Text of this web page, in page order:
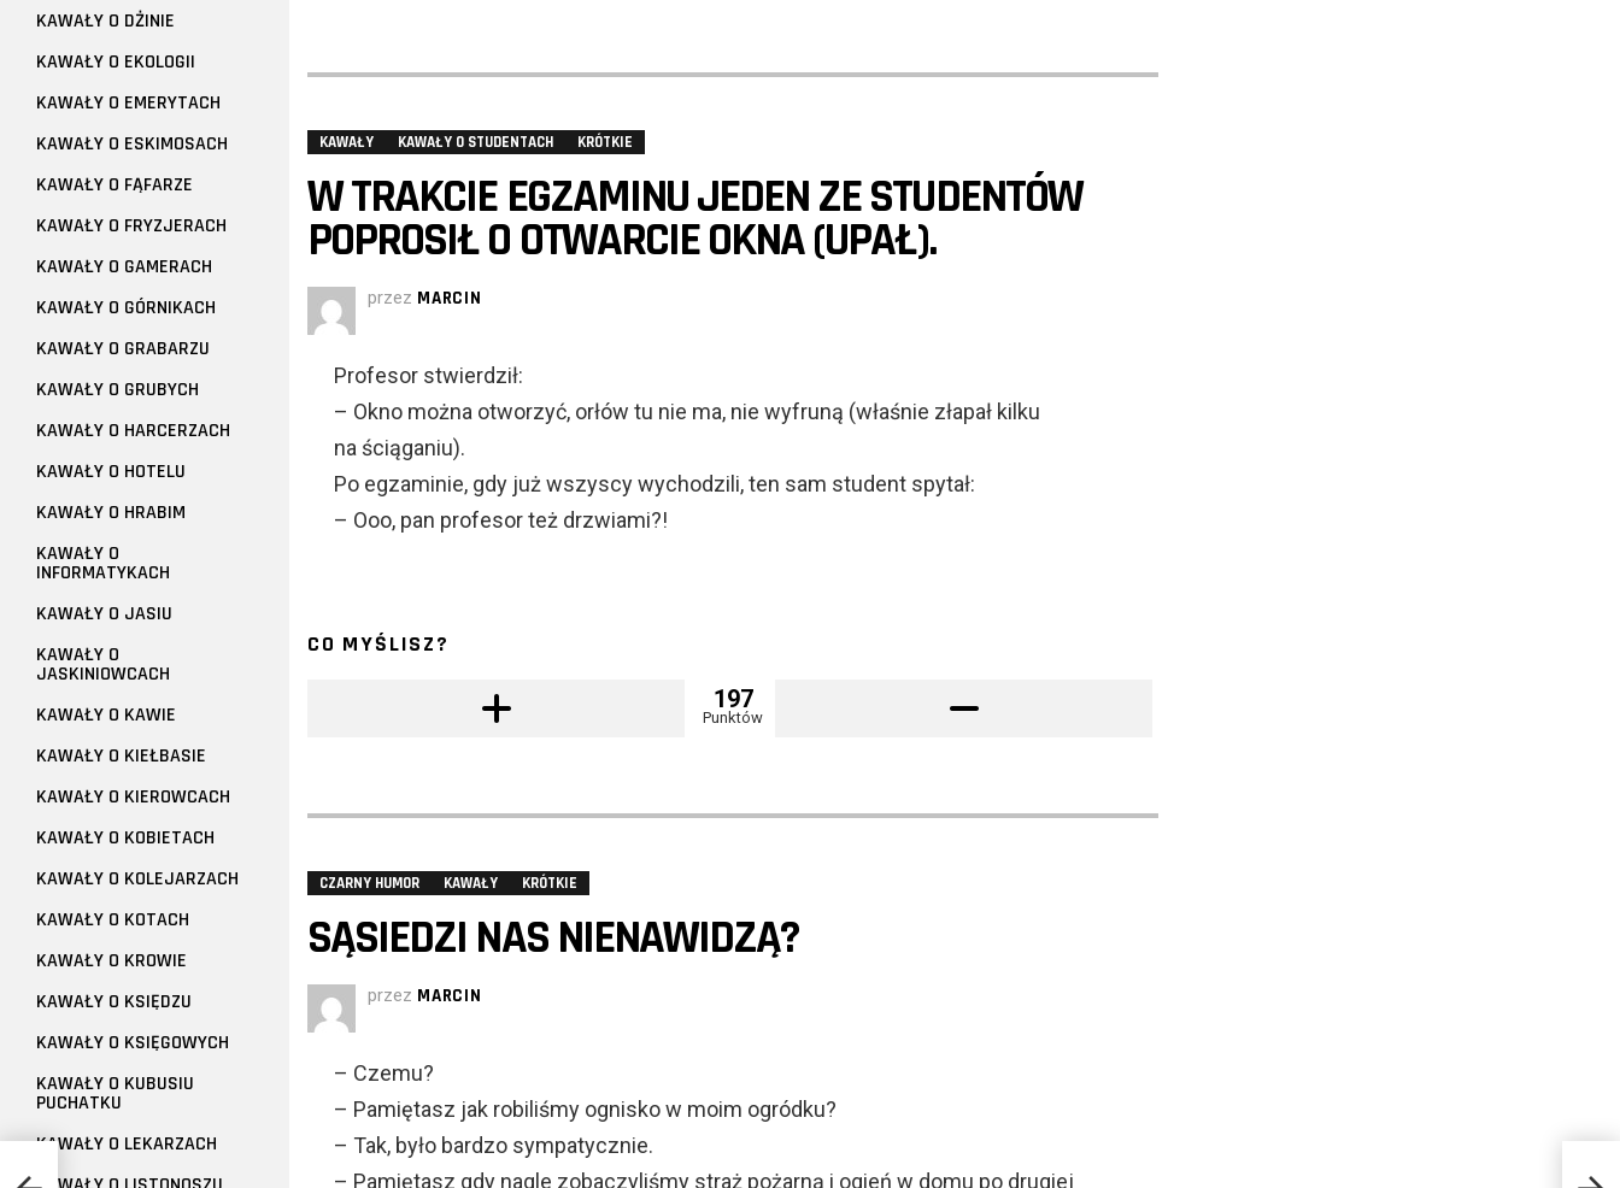
KAWAŁY KAWAŁY O STUDENTACH KRÓTKIE
W TRAKCIE EGZAMINU JEDEN ZE STUDENTÓW
POPROSIŁ O OTWARCIE OKNA (UPAŁ).
przez MARCIN
Profesor stwierdził:
– Okno można otworzyć, orłów tu nie ma, nie wyfruną (właśnie złapał kilku
na ściąganiu).
Po egzaminie, gdy już wszyscy wychodzili, ten sam student spytał:
– Ooo, pan profesor też drzwiami?!
CO MYŚLISZ?
197
Punktów
CZARNY HUMOR KAWAŁY KRÓTKIE
SĄSIEDZI NAS NIENAWIDZĄ?
przez MARCIN
– Czemu?
– Pamiętasz jak robiliśmy ognisko w moim ogródku?
– Tak, było bardzo sympatycznie.
– Pamiętasz gdy nagle zobaczyliśmy straż pożarną i ogień w domu po drugiej
KAWAŁY O DŻINIE
KAWAŁY O EKOLOGII
KAWAŁY O EMERYTACH
KAWAŁY O ESKIMOSACH
KAWAŁY O FĄFARZE
KAWAŁY O FRYZJERACH
KAWAŁY O GAMERACH
KAWAŁY O GÓRNIKACH
KAWAŁY O GRABARZU
KAWAŁY O GRUBYCH
KAWAŁY O HARCERZACH
KAWAŁY O HOTELU
KAWAŁY O HRABIM
KAWAŁY O
INFORMATYKACH
KAWAŁY O JASIU
KAWAŁY O
JASKINIOWCACH
KAWAŁY O KAWIE
KAWAŁY O KIEŁBASIE
KAWAŁY O KIEROWCACH
KAWAŁY O KOBIETACH
KAWAŁY O KOLEJARZACH
KAWAŁY O KOTACH
KAWAŁY O KROWIE
KAWAŁY O KSIĘDZU
KAWAŁY O KSIĘGOWYCH
KAWAŁY O KUBUSIU
PUCHATKU
KAWAŁY O LEKARZACH